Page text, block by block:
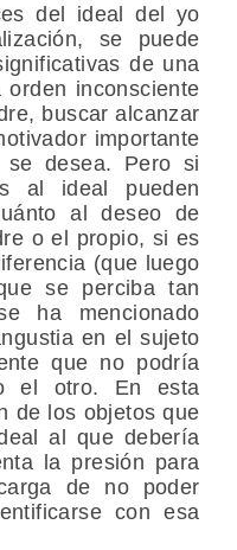
del ideal del yo
se puede
de una
inconsciente
buscar alcanzar
importante
desea. Pero si
al ideal pueden
al deseo de
o el propio, si es
(que luego
se perciba tan
ha mencionado
en el sujeto
que no podría
el otro. En esta
de los objetos que
al que debería
la presión para
de no poder
con esa